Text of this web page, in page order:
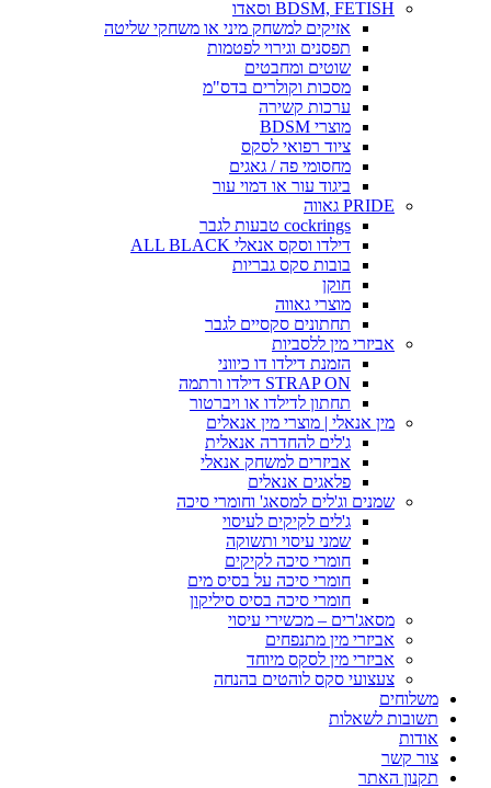
BDSM, FETISH וסאדו
אזיקים למשחק מיני או משחקי שליטה
תפסנים וגירוי לפטמות
שוטים ומחבטים
מסכות וקולרים בדס"מ
ערכות קשירה
מוצרי BDSM
ציוד רפואי לסקס
מחסומי פה / גאגים
ביגוד עור או דמוי עור
PRIDE גאווה
cockrings טבעות לגבר
דילדו וסקס אנאלי ALL BLACK
בובות סקס גבריות
חוקן
מוצרי גאווה
תחתונים סקסיים לגבר
אביזרי מין ללסביות
הזמנת דילדו דו כיווני
STRAP ON דילדו ורתמה
תחתון לדילדו או ויברטור
מין אנאלי | מוצרי מין אנאלים
ג'לים להחדרה אנאלית
אביזרים למשחק אנאלי
פלאגים אנאלים
שמנים וג'לים למסאג' וחומרי סיכה
ג'לים לקיקים לעיסוי
שמני עיסוי ותשוקה
חומרי סיכה לקיקים
חומרי סיכה על בסיס מים
חומרי סיכה בסיס סיליקון
מסאג'רים – מכשירי עיסוי
אביזרי מין מתנפחים
אביזרי מין לסקס מיוחד
צעצועי סקס לוהטים בהנחה
משלוחים
תשובות לשאלות
אודות
צור קשר
תקנון האתר